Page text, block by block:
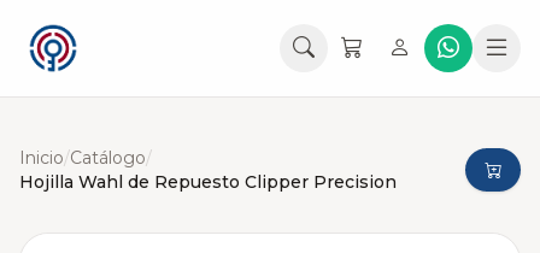
Inicio/Catálogo/
Hojilla Wahl de Repuesto Clipper Precision